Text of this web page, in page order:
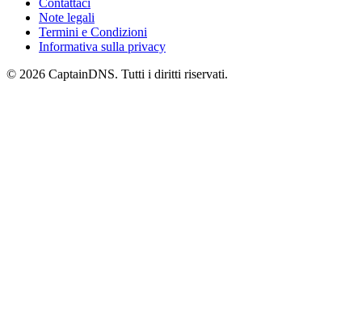
Note legali
Termini e Condizioni
Informativa sulla privacy
© 2026 CaptainDNS. Tutti i diritti riservati.